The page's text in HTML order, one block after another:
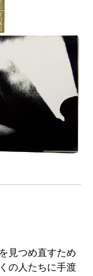
見つめ直すため
の人たちに手渡